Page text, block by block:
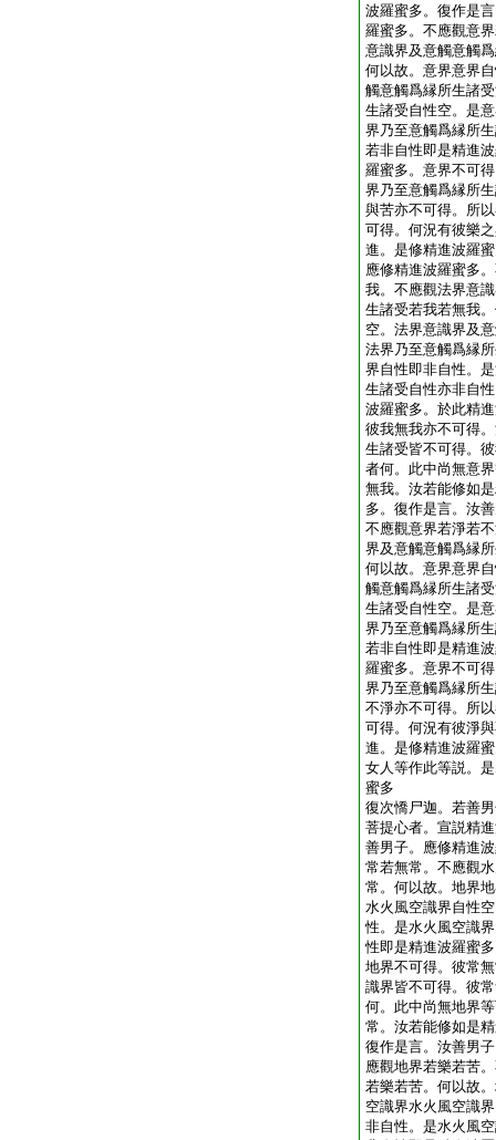
波羅蜜多。復作是
羅蜜多。不應觀意
意識界及意觸意觸
何以故。意界意界
觸意觸爲縁所生諸
生諸受自性空。是
界乃至意觸爲縁所
若非自性即是精進
羅蜜多。意界不可
界乃至意觸爲縁所
與苦亦不可得。所
可得。何況有彼樂
進。是修精進波羅
應修精進波羅蜜多
我。不應觀法界意
生諸受若我若無我
空。法界意識界及
法界乃至意觸爲縁
界自性即非自性。
生諸受自性亦非自
波羅蜜多。於此精
彼我無我亦不可得
生諸受皆不可得。
者何。此中尚無意
無我。汝若能修如
多。復作是言。汝
不應觀意界若淨若
界及意觸意觸爲縁
何以故。意界意界
觸意觸爲縁所生諸
生諸受自性空。是
界乃至意觸爲縁所
若非自性即是精進
羅蜜多。意界不可
界乃至意觸爲縁所
不淨亦不可得。所
可得。何況有彼淨
進。是修精進波羅
女人等作此等説。
蜜多
復次憍尸迦。若善
菩提心者。宣説精
善男子。應修精進
常若無常。不應觀
常。何以故。地界
水火風空識界自性
性。是水火風空識
性即是精進波羅蜜
地界不可得。彼常
識界皆不可得。彼
何。此中尚無地界
常。汝若能修如是
復作是言。汝善男
應觀地界若樂若苦
若樂若苦。何以故
空識界水火風空識
非自性。是水火風